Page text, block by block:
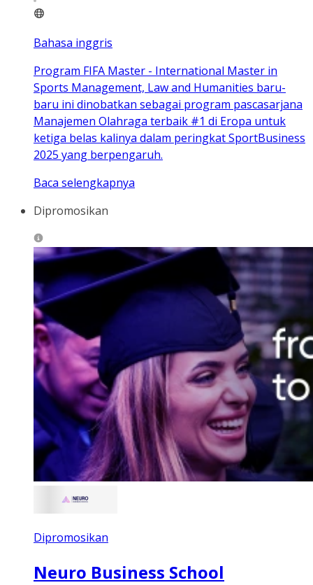
Bahasa inggris
Program FIFA Master - International Master in
Sports Management, Law and Humanities baru-
baru ini dinobatkan sebagai program pascasarjana
Manajemen Olahraga terbaik #1 di Eropa untuk
ketiga belas kalinya dalam peringkat SportBusiness
2025 yang berpengaruh.
Baca selengkapnya
Dipromosikan
Dipromosikan
Neuro Business School